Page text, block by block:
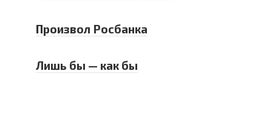
Произвол Росбанка
Лишь бы — как бы